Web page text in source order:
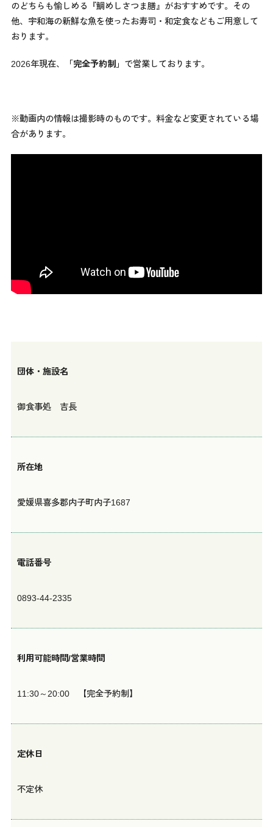
のどちらも愉しめる『鯛めしさつま膳』がおすすめです。その
他、宇和海の新鮮な魚を使ったお寿司・和定食などもご用意して
おります。
2026年現在、 「 完全予約制」 で営業しております。
※動画内の情報は撮影時のものです。料金など変更されている場
合があります。
団体・施設名
御食事処 吉長
所在地
愛媛県喜多郡内子町内子1687
電話番号
0893-44-2335
利用可能時間/営業時間
11:30～20:00 【完全予約制】
定休日
不定休